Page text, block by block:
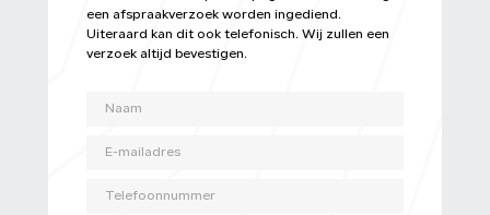
een afspraakverzoek worden ingediend.
Uiteraard kan dit ook telefonisch. Wij zullen een
verzoek altijd bevestigen.